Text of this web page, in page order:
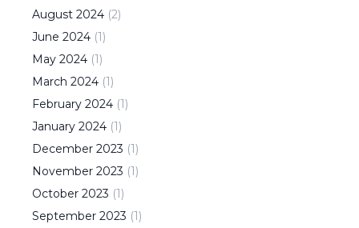
August 2024 (2)
June 2024 (1)
May 2024 (1)
March 2024 (1)
February 2024 (1)
January 2024 (1)
December 2023 (1)
November 2023 (1)
October 2023 (1)
September 2023 (1)